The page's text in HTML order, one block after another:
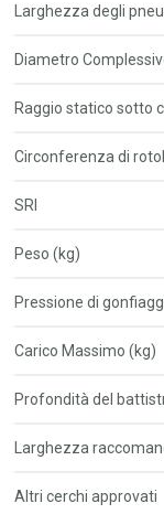
Larghezza degli
Diametro
Raggio statico sotto
Circonferenza di
SRI
Peso (kg)
Pressione di
Carico Massimo (kg)
Profondità del
Larghezza
Altri cerchi approvati